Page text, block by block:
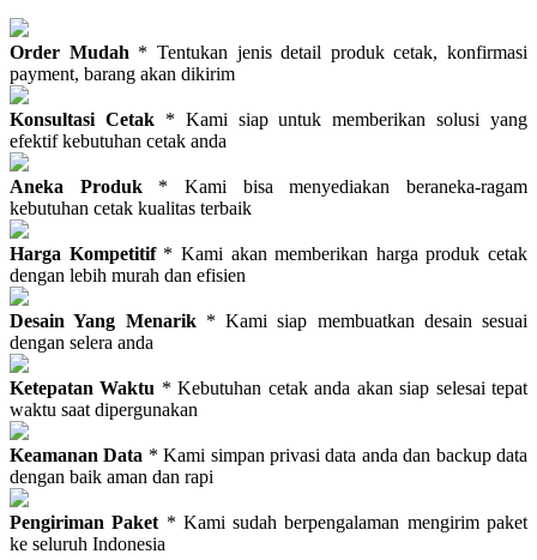
Order Mudah * Tentukan jenis detail produk cetak, konfirmasi
payment, barang akan dikirim
Konsultasi Cetak* Kami siap untuk memberikan solusi yang
efektif kebutuhan cetak anda
Aneka Produk * Kami bisa menyediakan beraneka-ragam
kebutuhan cetak kualitas terbaik
Harga Kompetitif* Kami akan memberikan harga produk cetak
dengan lebih murah dan efisien
Desain Yang Menarik* Kami siap membuatkan desain sesuai
dengan selera anda
Ketepatan Waktu * Kebutuhan cetak anda akan siap selesai tepat
waktu saat dipergunakan
Keamanan Data * Kami simpan privasi data anda dan backup data
dengan baik aman dan rapi
Pengiriman Paket * Kami sudah berpengalaman mengirim paket
ke seluruh Indonesia